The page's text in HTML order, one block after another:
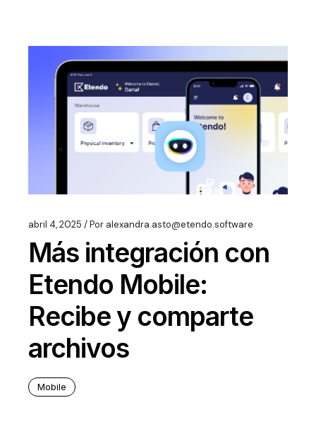
abril 4, 2025 Por alexandra.asto@etendo.software
Más integración con
Etendo Mobile:
Recibe y comparte
archivos
Mobile